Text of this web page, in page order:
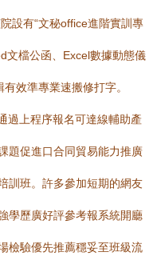
設有“文秘office進階實訓專
文檔公函、Excel數據動態儀
效準專業速搬修打字。
過上程序報名可達線輔助產
題促進口合同貿易能力推廣
訓班。許多參加短期的網友
學歷廣好評參考報系統開廳
檢驗優先推薦穩妥至班級流